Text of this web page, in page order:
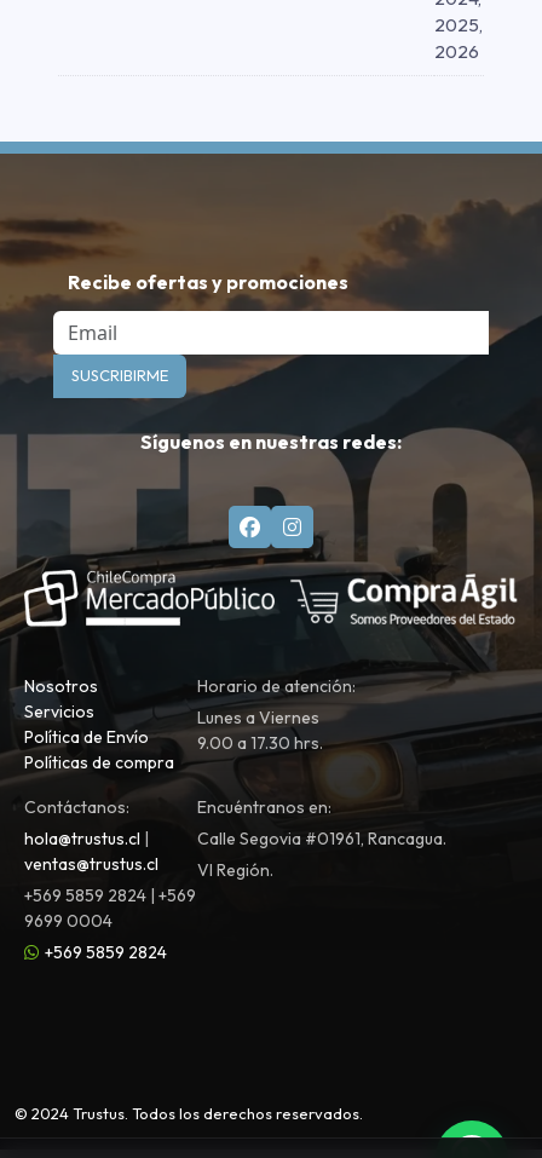
2025,
2026
Recibe ofertas y promociones
Email
SUSCRIBIRME
Síguenos en nuestras redes:
Nosotros
Servicios
Política de Envío
Políticas de compra
Horario de atención:
Lunes a Viernes
9.00 a 17.30 hrs.
Contáctanos:
hola@trustus.cl |
ventas@trustus.cl
+569 5859 2824 | +569
9699 0004
+569 5859 2824
Encuéntranos en:
Calle Segovia #01961, Rancagua.
VI Región.
© 2024 Trustus. Todos los derechos reservados.